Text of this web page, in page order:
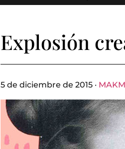
Explosión
5 de diciembre de 2015 ·